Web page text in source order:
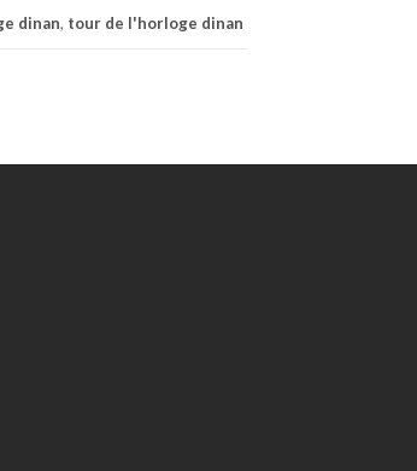
dinan, tour de l'horloge dinan